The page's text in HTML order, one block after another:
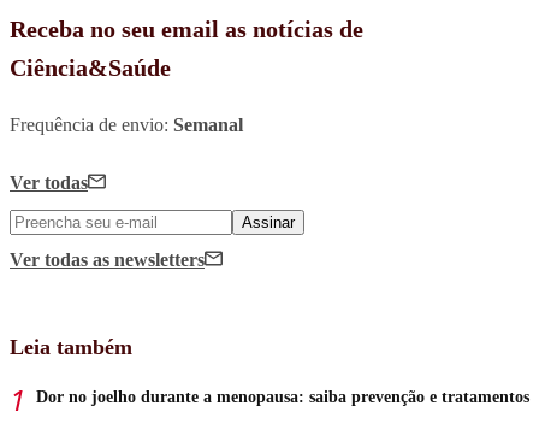
Receba no seu email as notícias de
Ciência&Saúde
Frequência de envio: Semanal
Ver todas
Assinar
Ver todas as newsletters
Leia também
Dor no joelho durante a menopausa: saiba prevenção e tratamentos